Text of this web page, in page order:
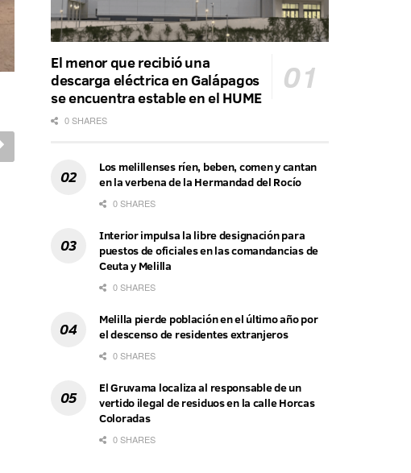
El menor que recibió una
descarga eléctrica en Galápagos
se encuentra estable en el HUME
0 SHARES
Los melillenses ríen, beben, comen y cantan
en la verbena de la Hermandad del Rocío
0 SHARES
Interior impulsa la libre designación para
puestos de oficiales en las comandancias de
Ceuta y Melilla
0 SHARES
Melilla pierde población en el último año por
el descenso de residentes extranjeros
0 SHARES
El Gruvama localiza al responsable de un
vertido ilegal de residuos en la calle Horcas
Coloradas
0 SHARES